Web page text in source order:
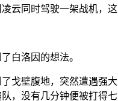
云同时驾驶一架战机，
白洛因的想法。
戈壁腹地，突然遭遇强
，没有几分钟便被打得七